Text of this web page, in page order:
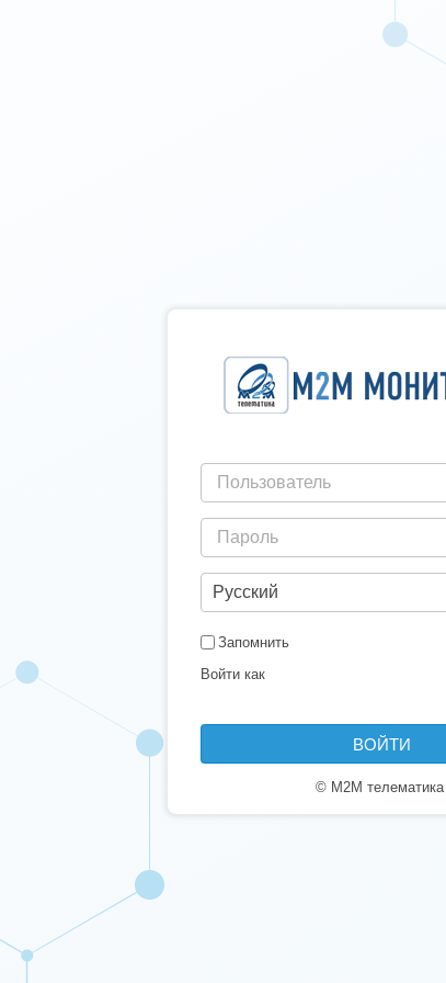
Запомнить
Войти как
© М2М телематика